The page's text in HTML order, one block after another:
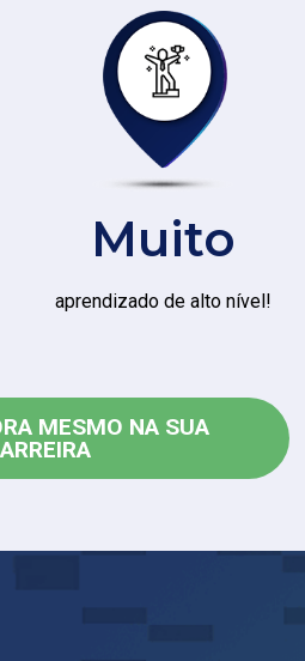
Muito
aprendizado de alto nível!
MESMO NA SUA